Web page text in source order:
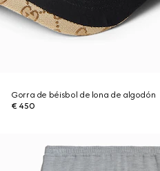
Gorra de béisbol de lona de algodón
€ 450